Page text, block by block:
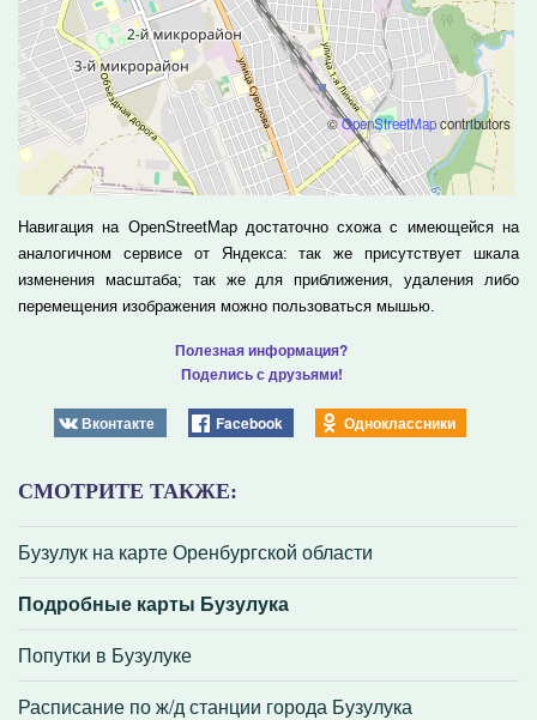
СМОТРИТЕ ТАКЖЕ:
Бузулук на карте Оренбургской области
Подробные карты Бузулука
Попутки в Бузулуке
Расписание по ж/д станции города Бузулука
©OpenStreetMapcontributors
Навигация на OpenStreetMap достаточно схожа с имеющейся на
аналогичном сервисе от Яндекса: так же присутствует шкала
изменения масштаба; так же для приближения, удаления либо
перемещения изображения можно пользоваться мышью.
Полезная информация?
Поделись с друзьями!
Вконтакте Facebook Одноклассники